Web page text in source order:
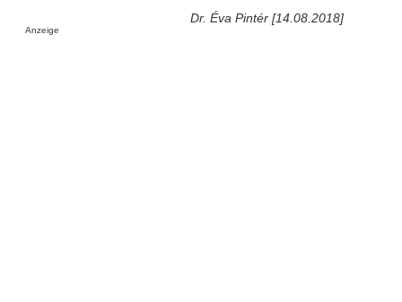
Dr. Éva Pintér [14.08.2018]
Anzeige